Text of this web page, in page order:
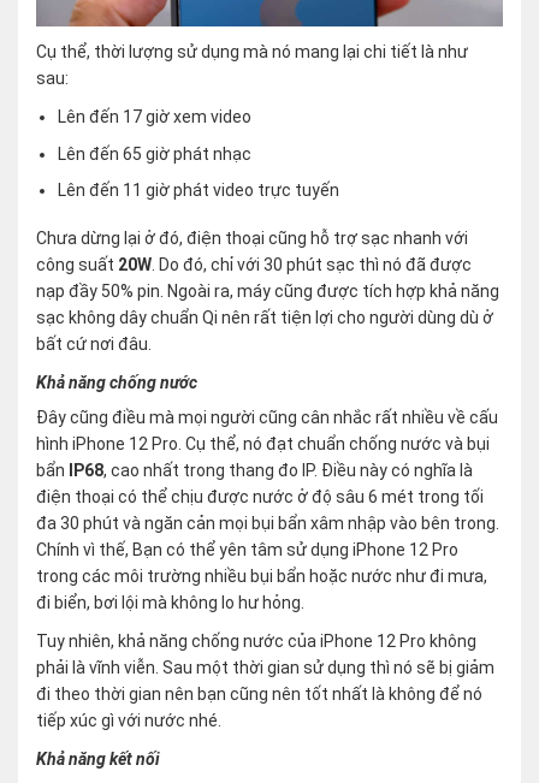
Cụ thể, thời lượng sử dụng mà nó mang lại chi tiết là như
sau:
Lên đến 17 giờ xem video
Lên đến 65 giờ phát nhạc
Lên đến 11 giờ phát video trực tuyến
Chưa dừng lại ở đó, điện thoại cũng hỗ trợ sạc nhanh với
công suất 20W . Do đó, chỉ với 30 phút sạc thì nó đã được
nạp đầy 50% pin. Ngoài ra, máy cũng được tích hợp khả năng
sạc không dây chuẩn Qi nên rất tiện lợi cho người dùng dù ở
bất cứ nơi đâu.
Khả năng chống nước
Đây cũng điều mà mọi người cũng cân nhắc rất nhiều về cấu
hình iPhone 12 Pro. Cụ thể, nó đạt chuẩn chống nước và bụi
bẩn
IP68, cao nhất trong thang đo IP. Điều này có nghĩa là
điện thoại có thể chịu được nước ở độ sâu 6 mét trong tối
đa 30 phút và ngăn cản mọi bụi bẩn xâm nhập vào bên trong.
Chính vì thế, Bạn có thể yên tâm sử dụng iPhone 12 Pro
trong các môi trường nhiều bụi bẩn hoặc nước như đi mưa,
đi biển, bơi lội mà không lo hư hỏng.
Tuy nhiên, khả năng chống nước của iPhone 12 Pro không
phải là vĩnh viễn. Sau một thời gian sử dụng thì nó sẽ bị giảm
đi theo thời gian nên bạn cũng nên tốt nhất là không để nó
tiếp xúc gì với nước nhé.
Khả năng kết nối